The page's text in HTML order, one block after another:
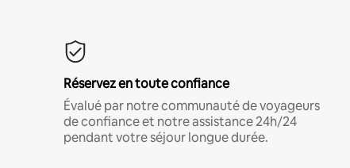
Réservez en toute confiance
Évalué par notre communauté de voyageurs
de confiance et notre assistance 24h/24
pendant votre séjour longue durée.